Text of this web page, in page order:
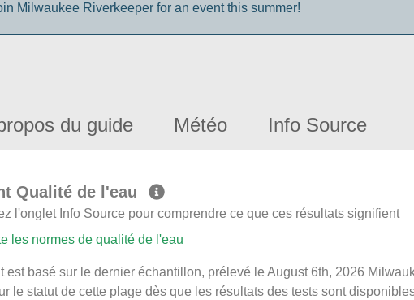
Milwaukee Riverkeeper for an event this summer!
du guide Météo Info Source
Qualité de l'eau
l'onglet Info Source pour comprendre ce que ces résultats signifient
les normes de qualité de l'eau
est basé sur le dernier échantillon, prélevé le August 6th, 2026
le statut de cette plage dès que les résultats des tests sont